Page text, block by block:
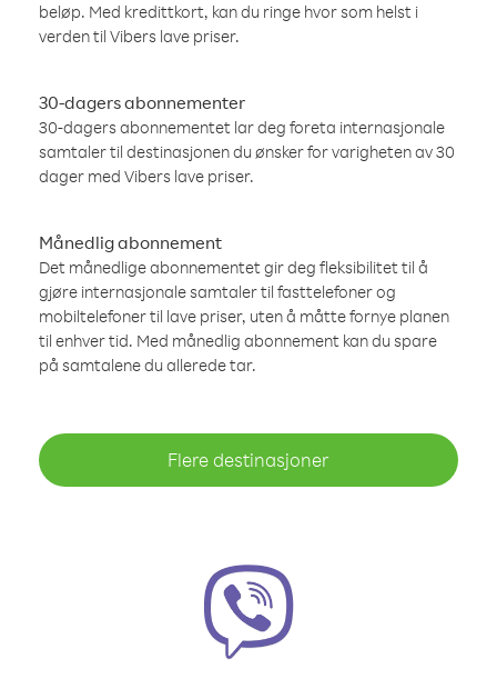
beløp. Med kredittkort, kan du ringe hvor som helst i
verden til Vibers lave priser.
30-dagers abonnementer
30-dagers abonnementet lar deg foreta internasjonale
samtaler til destinasjonen du ønsker for varigheten av 30
dager med Vibers lave priser.
Månedlig abonnement
Det månedlige abonnementet gir deg fleksibilitet til å
gjøre internasjonale samtaler til fasttelefoner og
mobiltelefoner til lave priser, uten å måtte fornye planen
til enhver tid. Med månedlig abonnement kan du spare
på samtalene du allerede tar.
Flere destinasjoner